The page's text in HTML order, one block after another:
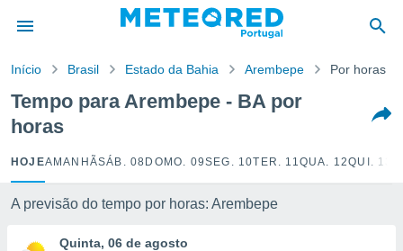
da
foi
para
fornecidas
a este
Início Brasil Estado da Bahia Arembepe Por horas
Tempo para Arembepe - BA por
horas
HOJEAMANHÃSÁB. 08 DOMO. 09SEG. 10TER. 11QUA. 12QUI. 13
A previsão do tempo por horas: Arembepe
Quinta, 06 de agosto